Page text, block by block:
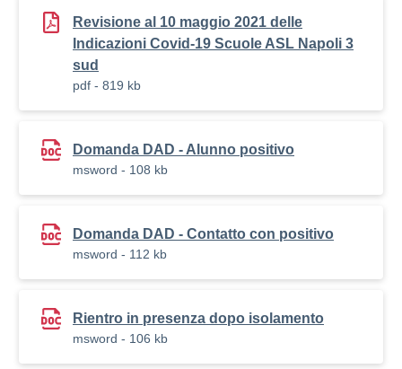
Revisione al 10 maggio 2021 delle
Indicazioni Covid-19 Scuole ASL Napoli 3
sud
pdf - 819 kb
Domanda DAD - Alunno positivo
msword - 108 kb
Domanda DAD - Contatto con positivo
msword - 112 kb
Rientro in presenza dopo isolamento
msword - 106 kb